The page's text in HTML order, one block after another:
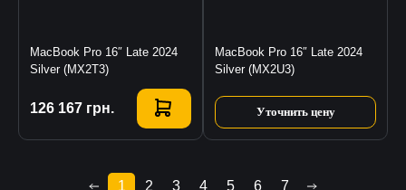
MacBook Pro 16″ Late 2024
Silver (MX2T3)
126 167 грн.
Купить
MacBook Pro 16″ Late 2024
Silver (MX2U3)
Уточнить цену
1 2 3 4 5 6 7